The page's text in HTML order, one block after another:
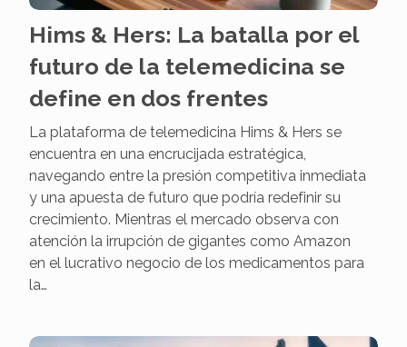
Hims & Hers: La batalla por el
futuro de la telemedicina se
define en dos frentes
La plataforma de telemedicina Hims & Hers se
encuentra en una encrucijada estratégica,
navegando entre la presión competitiva inmediata
y una apuesta de futuro que podría redefinir su
crecimiento. Mientras el mercado observa con
atención la irrupción de gigantes como Amazon
en el lucrativo negocio de los medicamentos para
la…